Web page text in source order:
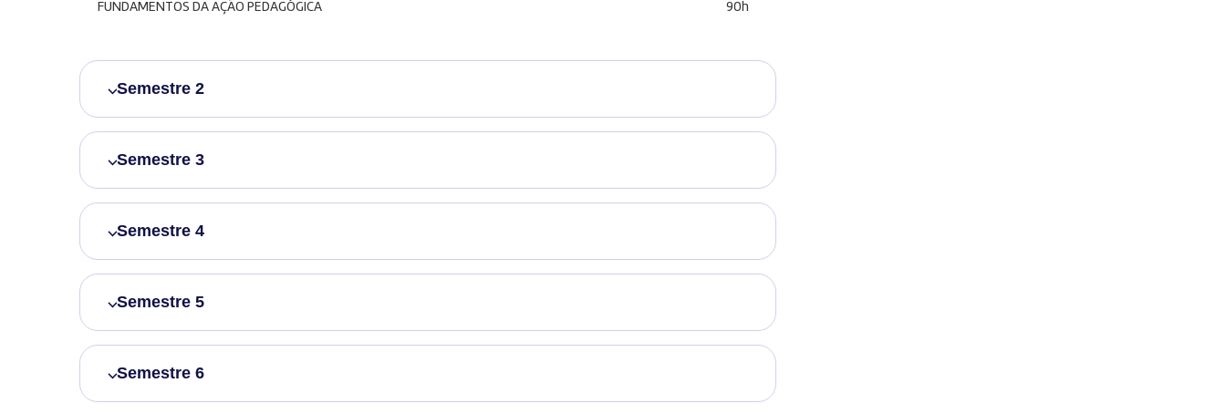
FUNDAMENTOS DA AÇÃO PEDAGÓGICA 90h
Semestre 2
Semestre 3
Semestre 4
Semestre 5
Semestre 6